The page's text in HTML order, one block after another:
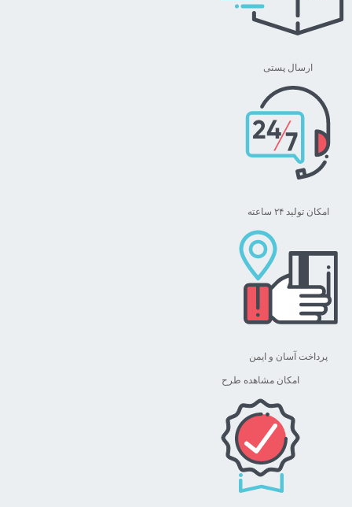
ارسال پستی
امکان تولید ۲۴ ساعته
پرداخت آسان و ایمن
امکان مشاهده طرح